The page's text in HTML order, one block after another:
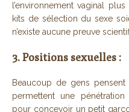
l’environnement vaginal
kits de sélection du sexe
n’existe aucune preuve
3. Positions sexuelles :
Beaucoup de gens
permettent une
pour concevoir un petit